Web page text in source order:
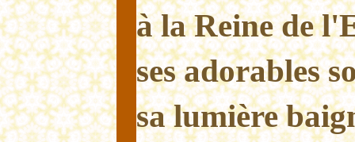
à la Reine de
ses adorables
sa lumière